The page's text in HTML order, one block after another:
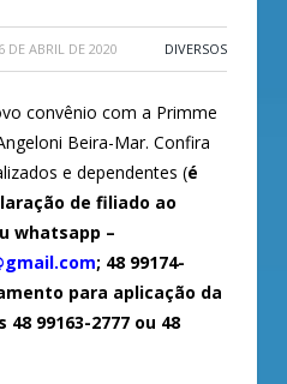
DE ABRIL DE 2020 DIVERSOS
convênio com a Primme
Beira-Mar. Confira
e dependentes (é
de filiado ao
whatsapp –
; 48 99174-
para aplicação da
99163-2777 ou 48